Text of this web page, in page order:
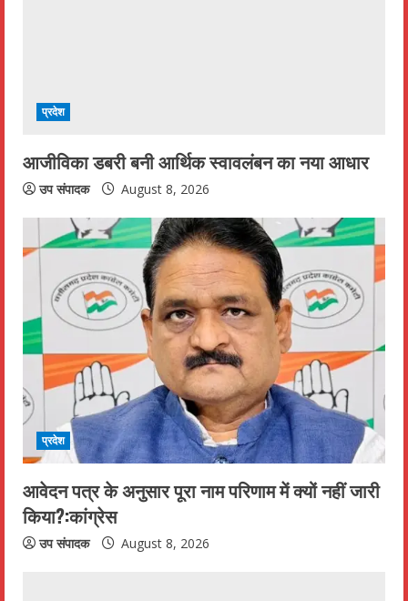
n
g
प्रदेश
आजीविका डबरी बनी आर्थिक स्वावलंबन का नया आधार
उप संपादक August 8, 2026
प्रदेश
आवेदन पत्र के अनुसार पूरा नाम परिणाम में क्यों नहीं जारी
किया?:कांग्रेस
उप संपादक August 8, 2026